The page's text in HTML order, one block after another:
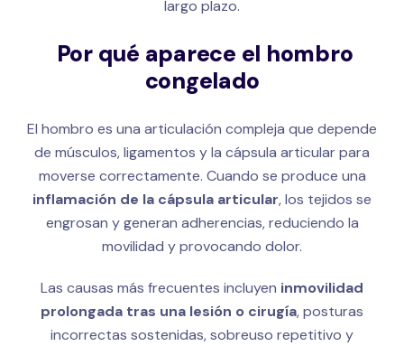
largo plazo.
Por qué aparece el hombro
congelado
El hombro es una articulación compleja que depende
de músculos, ligamentos y la cápsula articular para
moverse correctamente. Cuando se produce una
inflamación de la cápsula articular, los tejidos se
engrosan y generan adherencias, reduciendo la
movilidad y provocando dolor.
Las causas más frecuentes incluyen inmovilidad
prolongada tras una lesión o cirugía, posturas
incorrectas sostenidas, sobreuso repetitivo y